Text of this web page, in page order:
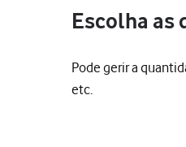
Escolha as
Pode gerir a
etc.